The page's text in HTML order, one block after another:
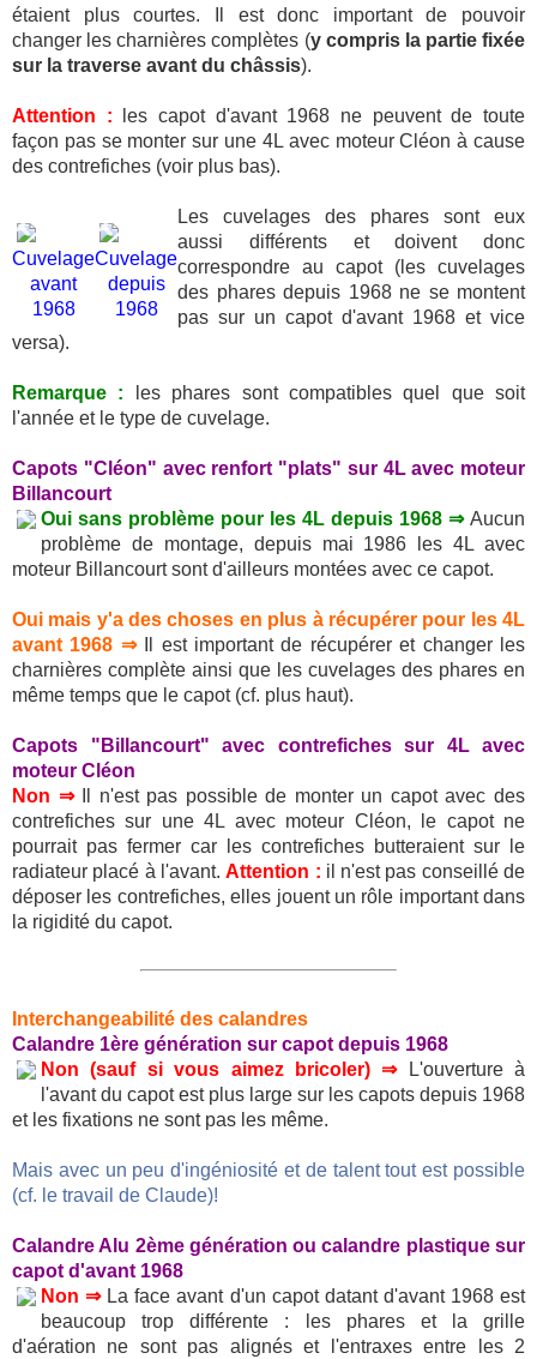
étaient plus courtes. Il est donc important de pouvoir
changer les charnières complètes (y compris la partie fixée
sur la traverse avant du châssis).
Attention : les capot d'avant 1968 ne peuvent de toute
façon pas se monter sur une 4L avec moteur Cléon à cause
des contrefiches (voir plus bas).
Cuvelage
avant
1968
Cuvelage
depuis
1968
Les cuvelages des phares sont eux
aussi différents et doivent donc
correspondre au capot (les cuvelages
des phares depuis 1968 ne se montent
pas sur un capot d'avant 1968 et vice
versa).
Remarque : les phares sont compatibles quel que soit
l'année et le type de cuvelage.
Capots "Cléon" avec renfort "plats" sur 4L avec moteur
Billancourt
Oui sans problème pour les 4L depuis 1968 ⇒Aucun
problème de montage, depuis mai 1986 les 4L avec
moteur Billancourt sont d'ailleurs montées avec ce capot.
Oui mais y'a des choses en plus à récupérer pour les 4L
avant 1968 ⇒Il est important de récupérer et changer les
charnières complète ainsi que les cuvelages des phares en
même temps que le capot (cf. plus haut).
Capots "Billancourt" avec contrefiches sur 4L avec
moteur Cléon
Non ⇒Il n'est pas possible de monter un capot avec des
contrefiches sur une 4L avec moteur Cléon, le capot ne
pourrait pas fermer car les contrefiches butteraient sur le
radiateur placé à l'avant.Attention : il n'est pas conseillé de
déposer les contrefiches, elles jouent un rôle important dans
la rigidité du capot.
Interchangeabilité des calandres
Calandre 1ère génération sur capot depuis 1968
Non (sauf si vous aimez bricoler) ⇒
L'ouverture à
l'avant du capot est plus large sur les capots depuis 1968
et les fixations ne sont pas les même.
Mais avec un peu d'ingéniosité et de talent tout est possible
(cf. le travail de Claude)!
Calandre Alu 2ème génération ou calandre plastique sur
capot d'avant 1968
Non ⇒ La face avant d'un capot datant d'avant 1968 est
beaucoup trop différente : les phares et la grille
d'aération ne sont pas alignés et l'entraxes entre les 2